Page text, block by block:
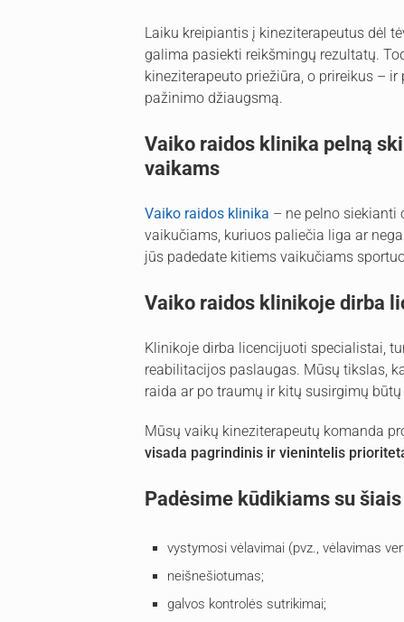
Laiku kreipiantis į kineziterapeutus dėl
galima pasiekti reikšmingų rezultatų.
kineziterapeuto priežiūra, o prireikus –
pažinimo džiaugsmą.
Vaiko raidos klinika pelną
vaikams
Vaiko raidos klinika – ne pelno siekianti
vaikučiams, kuriuos paliečia liga ar
jūs padedate kitiems vaikučiams
Vaiko raidos klinikoje dirba
Klinikoje dirba licencijuoti specialistai,
reabilitacijos paslaugas. Mūsų tikslas,
raida ar po traumų ir kitų susirgimų
Mūsų vaikų kineziterapeutų komanda
visada pagrindinis ir vienintelis
Padėsime kūdikiams su
vystymosi vėlavimai (pvz., vėlavimas
neišnešiotumas;
galvos kontrolės sutrikimai;